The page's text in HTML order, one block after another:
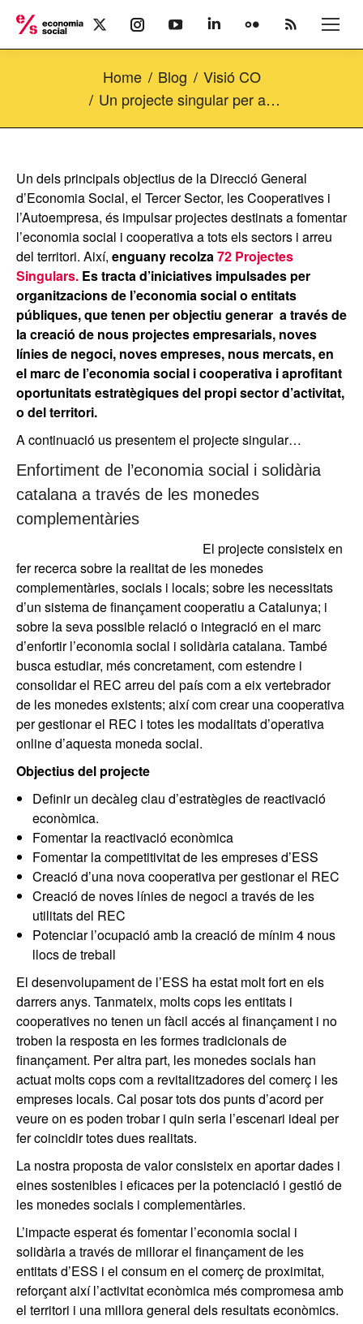
X
page
in
new
window
Instagram
page
in
new
window
YouTube
page
in
new
window
Linkedin
page
in
new
window
Flickr
page
in
new
window
Rss
page
Home Blog
Visió CO
Un projecte singular per a…
Un dels principals objectius de la Direcció General
d’Economia Social, el Tercer Sector, les Cooperatives i
l’Autoempresa, és impulsar projectes destinats a fomentar
l’economia social i cooperativa a tots els sectors i arreu
del territori. Així, enguany recolza72 Projectes
Singulars. Es tracta d’iniciatives impulsades per
organitzacions de l’economia social o entitats
públiques, que tenen per objectiu generar a través de
la creació de nous projectes empresarials, noves
línies de negoci, noves empreses, nous mercats, en
el marc de l’economia social i cooperativa i aprofitant
oportunitats estratègiques del propi sector d’activitat,
o del territori.
A continuació us presentem el projecte singular…
Enfortiment de l’economia social i solidària
catalana a través de les monedes
complementàries
El projecte consisteix en
fer recerca sobre la realitat de les monedes
complementàries, socials i locals; sobre les necessitats
d’un sistema de finançament cooperatiu a Catalunya; i
sobre la seva possible relació o integració en el marc
d’enfortir l’economia social i solidària catalana. També
busca estudiar, més concretament, com estendre i
consolidar el REC arreu del país com a eix vertebrador
de les monedes existents; així com crear una cooperativa
per gestionar el REC i totes les modalitats d’operativa
online d’aquesta moneda social.
Objectius del projecte
Definir un decàleg clau d’estratègies de reactivació
econòmica.
Fomentar la reactivació econòmica
Fomentar la competitivitat de les empreses d’ESS
Creació d’una nova cooperativa per gestionar el REC
Creació de noves línies de negoci a través de les
utilitats del REC
Potenciar l’ocupació amb la creació de mínim 4 nous
llocs de treball
El desenvolupament de l’ESS ha estat molt fort en els
darrers anys. Tanmateix, molts cops les entitats i
cooperatives no tenen un fàcil accés al finançament i no
troben la resposta en les formes tradicionals de
finançament. Per altra part, les monedes socials han
actuat molts cops com a revitalitzadores del comerç i les
empreses locals. Cal posar tots dos punts d’acord per
veure on es poden trobar i quin seria l’escenari ideal per
fer coincidir totes dues realitats.
La nostra proposta de valor consisteix en aportar dades i
eines sostenibles i eficaces per la potenciació i gestió de
les monedes socials i complementàries.
L’impacte esperat és fomentar l’economia social i
solidària a través de millorar el finançament de les
entitats d’ESS i el consum en el comerç de proximitat,
reforçant així l’activitat econòmica més compromesa amb
el territori i una millora general dels resultats econòmics.